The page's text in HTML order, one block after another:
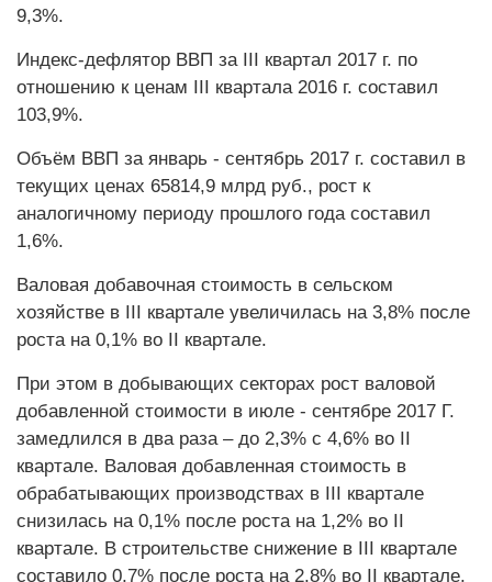
9,3%.
Индекс-дефлятор ВВП за III квартал 2017 г. по
отношению к ценам III квартала 2016 г. составил
103,9%.
Объём ВВП за январь - сентябрь 2017 г. составил в
текущих ценах 65814,9 млрд руб., рост к
аналогичному периоду прошлого года составил
1,6%.
Валовая добавочная стоимость в сельском
хозяйстве в III квартале увеличилась на 3,8% после
роста на 0,1% во II квартале.
При этом в добывающих секторах рост валовой
добавленной стоимости в июле - сентябре 2017 Г.
замедлился в два раза – до 2,3% с 4,6% во II
квартале. Валовая добавленная стоимость в
обрабатывающих производствах в III квартале
снизилась на 0,1% после роста на 1,2% во II
квартале. В строительстве снижение в III квартале
составило 0,7% после роста на 2,8% во II квартале.